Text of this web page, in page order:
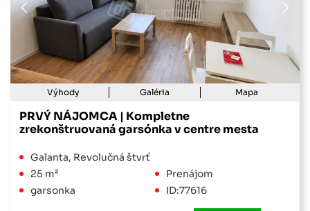
Výhody Galéria Mapa
PRVÝ NÁJOMCA | Kompletne
zrekonštruovaná garsónka v centre mesta
Galanta, Revolučná štvrť
25 m²
Prenájom
garsonka
ID:77616